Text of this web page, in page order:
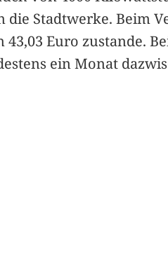
Stadtwerke. Beim
Euro zustande.
ein Monat